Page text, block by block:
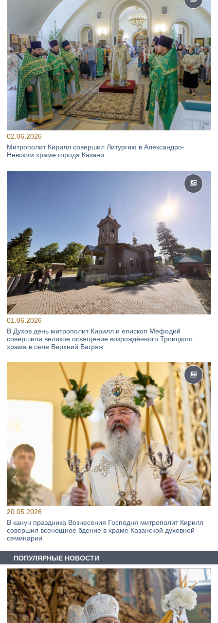
02.06.2026
Митрополит Кирилл совершил Литургию в Александро-
Невском храме города Казани
01.06.2026
В Духов день митрополит Кирилл и епископ Мефодий
совершили великое освящение возрождённого Троицкого
храма в селе Верхний Багряж
20.05.2026
В канун праздника Вознесения Господня митрополит Кирилл
совершил всенощное бдение в храме Казанской духовной
семинарии
ПОПУЛЯРНЫЕ НОВОСТИ